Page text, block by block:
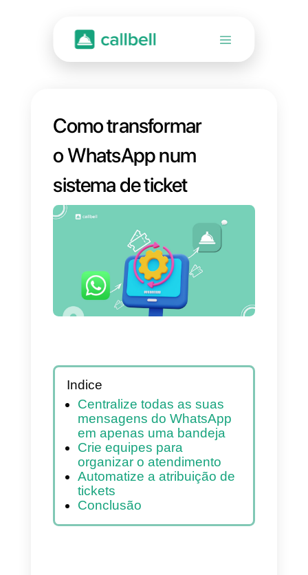
Como transformar
o WhatsApp num
sistema de ticket
Indice
Centralize todas as suas
mensagens do WhatsApp
em apenas uma bandeja